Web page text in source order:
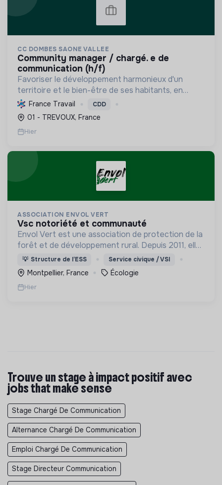
CC DOMBES SAONE VALLEE
community manager / chargé. e de
communication (h/f)
Favoriser le développement harmonieux d'un
territoire et le bien-être de ses habitants, en
mutualisant les moyens et en conduisant des
projets pour l'avenir, incluant la transition
écologique et socia...
France Travail CDD
01 - TREVOUX, France
Hier
ASSOCIATION ENVOL VERT
vsc notoriété et communauté
Envol Vert est une association de protection de la
forêt et de développement rural. Depuis 2011, elle
lutte pour la préservation de la forêt et de la
biodiversité en Colombie au Pérou et en France
💡 Structure de l’ESS Service civique / VSI
Montpellier, France Écologie
Hier
Trouve un stage à impact positif avec
jobs that make sense
Stage Chargé De Communication
Alternance Chargé De Communication
Emploi Chargé De Communication
Stage Directeur Communication